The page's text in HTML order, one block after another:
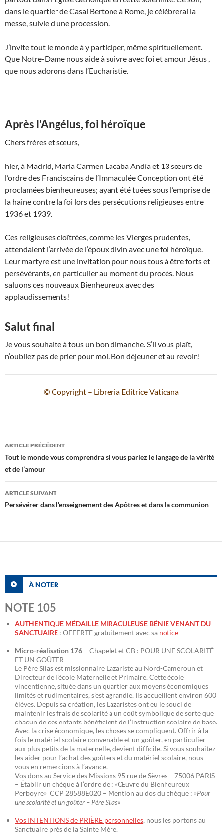
dans le quartier de Casal Bertone à Rome, je célébrerai la
messe, suivie d’une procession.
J’invite tout le monde à y participer, même spirituellement.
Que Notre-Dame nous aide à suivre avec foi et amour Jésus ,
que nous adorons dans l’Eucharistie.
Après l’Angélus, foi héroïque
Chers frères et sœurs,
hier, à Madrid, Maria Carmen Lacaba Andía et 13 sœurs de
l’ordre des Franciscains de l’Immaculée Conception ont été
proclamées bienheureuses; ayant été tuées sous l’emprise de
la haine contre la foi lors des persécutions religieuses entre
1936 et 1939.
Ces religieuses cloîtrées, comme les Vierges prudentes,
attendaient l’arrivée de l’époux divin avec une foi héroïque.
Leur martyre est une invitation pour nous tous à être forts et
persévérants, en particulier au moment du procès. Nous
saluons ces nouveaux Bienheureux avec des
applaudissements!
Salut final
Je vous souhaite à tous un bon dimanche. S’il vous plaît,
n’oubliez pas de prier pour moi. Bon déjeuner et au revoir!
© Copyright – Libreria Editrice Vaticana
Navigation
des
articles
ARTICLE PRÉCÉDENT
Tout le monde vous comprendra si vous parlez le langage de la vérité
et de l’amour
ARTICLE SUIVANT
Persévérer dans l’enseignement des Apôtres et dans la communion
À NOTER
NOTE 105
AUTHENTIQUE MÉDAILLE MIRACULEUSE BÉNIE VENANT DU
SANCTUAIRE : OFFERTE gratuitement avec sa notice
Micro-réalisation 176 – Chapelet et CB : POUR UNE SCOLARITÉ
ET UN GOÛTER
Le Père Silas est missionnaire Lazariste au Nord-Cameroun et
Directeur de l’école Maternelle et Primaire. Cette école
vincentienne, située dans un quartier aux moyens économiques
limités et rudimentaires, s’est agrandie. Ils accueillent environ 600
élèves. Depuis sa création, les Lazaristes ont eu le souci de
maintenir les frais de scolarité à un coût symbolique de sorte que
chacun de ces enfants bénéficient de l’instruction scolaire de base.
Avec la crise économique, les choses se compliquent. Offrir à la
fois le matériel scolaire convenable et un goûter, en particulier
aux plus petits de la maternelle, devient difficile. Si vous souhaitez
les aider pour l’achat des goûters et du matériel scolaire, nous
vous en remercions à l’avance.
Vos dons au Service des Missions 95 rue de Sèvres – 75006 PARIS
– Établir un chèque à l’ordre de : «Œuvre du Bienheureux
Perboyre» CCP 28588E020 – Mention au dos du chèque : »Pour
une scolarité et un goûter – Père Silas«
Vos INTENTIONS de PRIÈRE personnelles, nous les portons au
Sanctuaire près de la Sainte Mère.